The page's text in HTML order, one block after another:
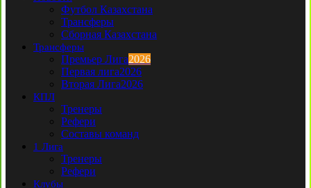
Футбол Казахстана
Трансферы
Сборная Казахстана
Трансферы
Премьер Лига2026
Первая лига2026
Вторая Лига2026
КПЛ
Тренеры
Рефери
Составы команд
1 Лига
Тренеры
Рефери
Клубы